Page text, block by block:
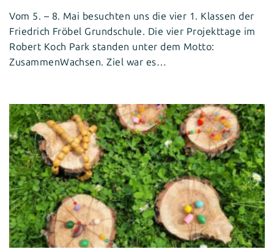
Vom 5. – 8. Mai besuchten uns die vier 1. Klassen der
Friedrich Fröbel Grundschule. Die vier Projekttage im
Robert Koch Park standen unter dem Motto:
ZusammenWachsen. Ziel war es…